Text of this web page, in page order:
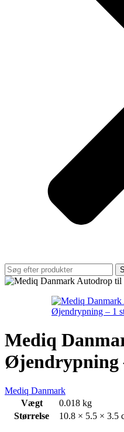
Mediq
Øjendrypning
Mediq Danmark
Vægt
0.018 kg
Størrelse
10.8 × 5.5 × 3.5